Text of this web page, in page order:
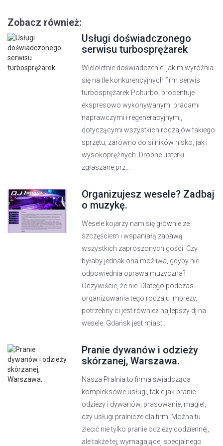
Zobacz również:
Usługi doświadczonego
serwisu turbosprężarek
Wieloletnie doświadczenie, jakim wyróżnia
się na tle konkurencyjnych firm serwis
turbosprężarek Polturbo, procentuje
ekspresowo wykonywanymi pracami
naprawczymi i regeneracyjnymi,
dotyczącymi wszystkich rodzajów takiego
sprzętu, zarówno do silników nisko, jak i
wysokoprężnych. Drobne usterki
zgłaszane prz...
Organizujesz wesele? Zadbaj
o muzykę.
Wesele kojarzy nam się głównie ze
szczęściem i wspaniałą zabawą
wszystkich zaproszonych gości. Czy
byłaby jednak ona możliwa, gdyby nie
odpowiednia oprawa muzyczna?
Oczywiście, że nie. Dlatego podczas
organizowania tego rodzaju imprezy,
potrzebny ci jest również najlepszy dj na
wesele. Gdańsk jest miast...
Pranie dywanów i odzieży
skórzanej, Warszawa.
Nasza Pralnia to firma świadcząca
kompleksowe usługi, takie jak pranie
odzieży i dywanów, prasowanie, magiel,
czy usługi pralnicze dla firm. Można tu
zlecić nie tylko pranie odzieży codziennej,
ale także tej, wymagającej specjalnego